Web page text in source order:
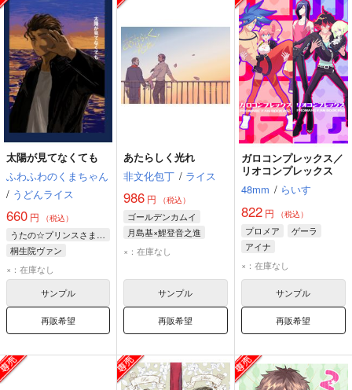
太陽が見てなくても
ふわふわのくまちゃん
/ うどんライス
660 円 （税込）
うたの☆プリンスさまっ♪
桐生院ヴァン
×：在庫なし
サンプル
再販希望
あたらしく光れ
非文化包丁 / ライス
986 円 （税込）
ゴールデンカムイ
月島基×鯉登音之進
鯉登音之進
×：在庫なし
サンプル
再販希望
ガロコンプレックス／
リオコンプレックス
48mm / らいす
822円 （税込）
プロメア
ゲーラ
アイナ
ガロ・ティモス
×：在庫なし
サンプル
再販希望